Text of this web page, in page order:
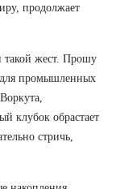
продолжает
такой жест. Прошу
для промышленных
клубок обрастает
стричь,